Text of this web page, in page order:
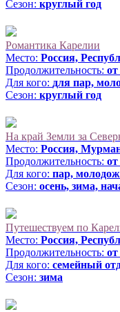
Сезон: круглый год
Романтика Карелии
Место: Россия,
Продолжительность:
Для кого: для пар,
Сезон: круглый год
На край Земли за
Место: Россия,
Продолжительность:
Для кого: пар,
Сезон: осень, зима,
Путешествуем по
Место: Россия,
Продолжительность:
Для кого: семейный
Сезон: зима